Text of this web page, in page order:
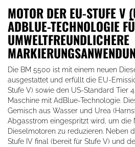
MOTOR DER EU-STUFE V
ADBLUE-TECHNOLOGIE
UMWELTFREUNDLICHERE
Die BM 5500 ist mit einem neuen
ausgestattet und erfüllt die EU-
Stufe V) sowie den US-Standard Tier
Maschine mit AdBlue-Technologie.
Gemisch aus Wasser und Urea
Abgasstrom eingespritzt wird, um die
Dieselmotoren zu reduzieren. Neben
Stufe IV final (bereit für Stufe V) und